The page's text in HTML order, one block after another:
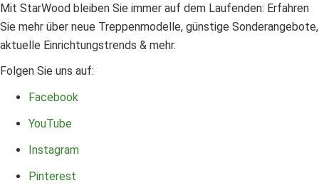
Mit StarWood bleiben Sie immer auf dem Laufenden: Erfahren
Sie mehr über neue Treppenmodelle, günstige Sonderangebote,
aktuelle Einrichtungstrends & mehr.
Folgen Sie uns auf:
Facebook
YouTube
Instagram
Pinterest